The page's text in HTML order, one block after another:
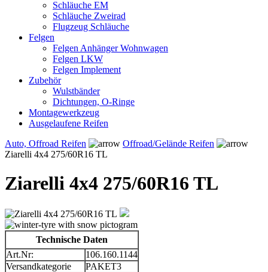
Schläuche EM
Schläuche Zweirad
Flugzeug Schläuche
Felgen
Felgen Anhänger Wohnwagen
Felgen LKW
Felgen Implement
Zubehör
Wulstbänder
Dichtungen, O-Ringe
Montagewerkzeug
Ausgelaufene Reifen
Auto, Offroad Reifen
Offroad/Gelände Reifen
Ziarelli 4x4 275/60R16 TL
Ziarelli 4x4 275/60R16 TL
Technische Daten
Art.Nr:
106.160.1144
Versandkategorie
PAKET3